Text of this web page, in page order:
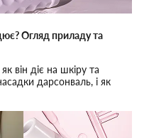
Огляд приладу та
він діє на шкіру та
дарсонваль, і як